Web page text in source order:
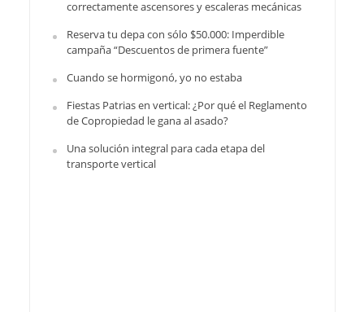
correctamente ascensores y escaleras mecánicas
Reserva tu depa con sólo $50.000: Imperdible
campaña “Descuentos de primera fuente”
Cuando se hormigonó, yo no estaba
Fiestas Patrias en vertical: ¿Por qué el Reglamento
de Copropiedad le gana al asado?
Una solución integral para cada etapa del
transporte vertical